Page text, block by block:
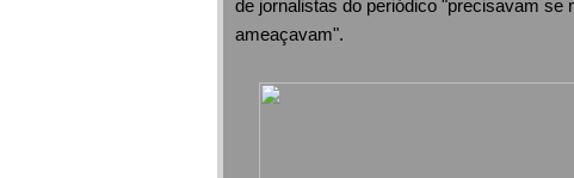
de jornalistas do periódico "precisavam
ameaçavam".